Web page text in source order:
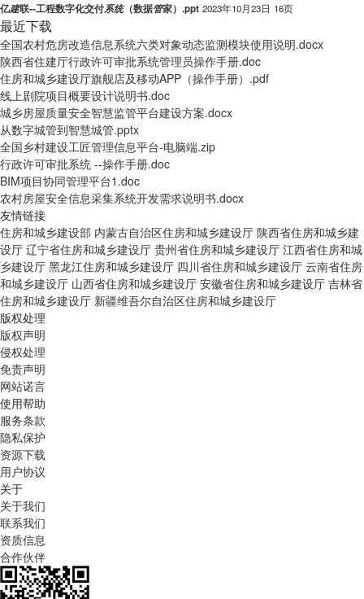
亿建联--工程数字化交付系统（数据管家）.ppt 2023年10月23日 16页
最近下载
全国农村危房改造信息系统六类对象动态监测模块使用说明.docx
陕西省住建厅行政许可审批系统管理员操作手册.doc
住房和城乡建设厅旗舰店及移动APP（操作手册）.pdf
线上剧院项目概要设计说明书.doc
城乡房屋质量安全智慧监管平台建设方案.docx
从数字城管到智慧城管.pptx
全国乡村建设工匠管理信息平台-电脑端.zip
行政许可审批系统 --操作手册.doc
BIM项目协同管理平台1.doc
农村房屋安全信息采集系统开发需求说明书.docx
友情链接
住房和城乡建设部 内蒙古自治区住房和城乡建设厅 陕西省住房和城乡建
设厅 辽宁省住房和城乡建设厅 贵州省住房和城乡建设厅 江西省住房和城
乡建设厅 黑龙江住房和城乡建设厅 四川省住房和城乡建设厅 云南省住房
和城乡建设厅 山西省住房和城乡建设厅 安徽省住房和城乡建设厅 吉林省
住房和城乡建设厅 新疆维吾尔自治区住房和城乡建设厅
版权处理
版权声明
侵权处理
免责声明
网站诺言
使用帮助
服务条款
隐私保护
资源下载
用户协议
关于
关于我们
联系我们
资质信息
合作伙伴